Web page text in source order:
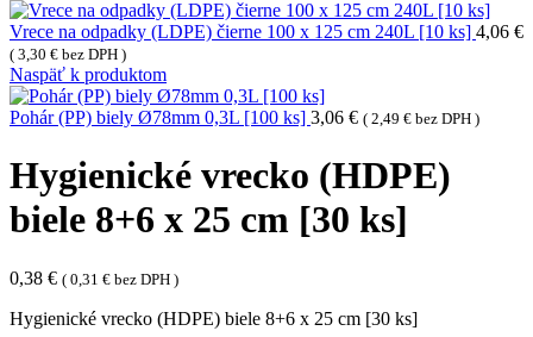
Vrece na odpadky (LDPE) čierne 100 x 125 cm 240L [10 ks] 4,06 €
( 3,30 € bez DPH )
Naspäť k produktom
Pohár (PP) biely Ø78mm 0,3L [100 ks] 3,06 € ( 2,49 € bez DPH )
Hygienické vrecko (HDPE)
biele 8+6 x 25 cm [30 ks]
0,38 € ( 0,31 € bez DPH )
Hygienické vrecko (HDPE) biele 8+6 x 25 cm [30 ks]